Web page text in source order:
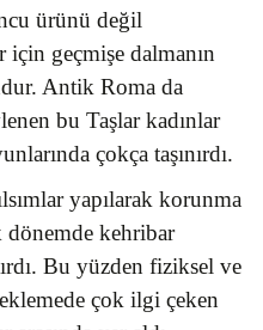
ürünü değil
geçmişe dalmanın
Antik Roma da
bu Taşlar kadınlar
çokça taşınırdı.
yapılarak korunma
dönemde kehribar
Bu yüzden fiziksel ve
çok ilgi çeken